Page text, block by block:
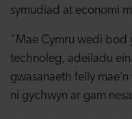
symudiad at economi
“Mae Cymru wedi
technoleg, adeiladu
gwasanaeth felly
ni gychwyn ar gam